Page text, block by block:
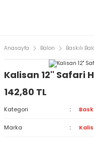
Anasayfa Balon Baskılı
Kalisan 12'' Safari
142,80 TL
Kategori
Marka